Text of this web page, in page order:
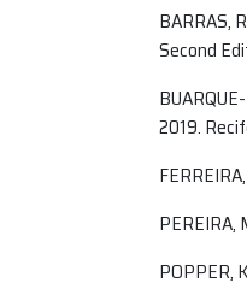
BARRAS,
Second
2019.
PEREIRA,
POPPER,